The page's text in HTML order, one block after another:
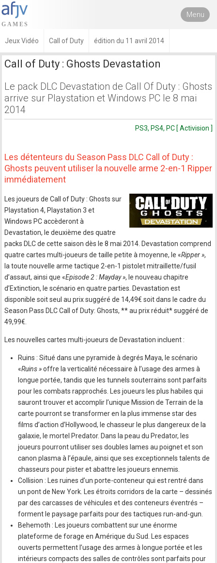
Menu
Jeux Vidéo Call of Duty édition du 11 avril 2014
Call of Duty : Ghosts Devastation
Le pack DLC Devastation de Call Of Duty : Ghosts
arrive sur Playstation et Windows PC le 8 mai
2014
PS3, PS4, PC [ Activision ]
Les détenteurs du Season Pass DLC Call of Duty :
Ghosts peuvent utiliser la nouvelle arme 2-en-1 Ripper
immédiatement
Les joueurs de Call of Duty : Ghosts sur
Playstation 4, Playstation 3 et
Windows PC accèderont à
Devastation, le deuxième des quatre
packs DLC de cette saison dès le 8 mai 2014. Devastation comprend
quatre cartes multi-joueurs de taille petite à moyenne, le «Ripper »,
la toute nouvelle arme tactique 2-en-1 pistolet mitraillette/fusil
d’assaut, ainsi que «Episode 2 : Mayday », le nouveau chapitre
d’Extinction, le scénario en quatre parties. Devastation est
disponible soit seul au prix suggéré de 14,49€ soit dans le cadre du
Season Pass DLC Call of Duty: Ghosts, ** au prix réduit* suggéré de
49,99€.
Les nouvelles cartes multi-joueurs de Devastation incluent :
Ruins : Situé dans une pyramide à degrés Maya, le scénario
«Ruins »offre la verticalité nécessaire à l’usage des armes à
longue portée, tandis que les tunnels souterrains sont parfaits
pour les combats rapprochés. Les joueurs les plus habiles qui
sauront trouver et accomplir l’unique Mission de Terrain de la
carte pourront se transformer en la plus immense star des
films d’action d’Hollywood, le chasseur le plus dangereux de la
galaxie, le mortel Predator. Dans la peau du Predator, les
joueurs pourront utiliser ses doubles lames au poignet et son
canon plasma à l’épaule, ainsi que ses exceptionnels talents de
chasseurs pour pister et abattre les joueurs ennemis.
Collision : Les ruines d’un porte-conteneur qui est rentré dans
un pont de New York. Les étroits corridors de la carte – dessinés
par des carcasses de véhicules et des conteneurs éventrés –
forment le paysage parfaits pour des tactiques run-and-gun.
Behemoth : Les joueurs combattent sur une énorme
plateforme de forage en Amérique du Sud. Les espaces
ouverts permettent l’usage des armes à longue portée et les
intérieurs compacts des salles de contrôles sont parfaits pour